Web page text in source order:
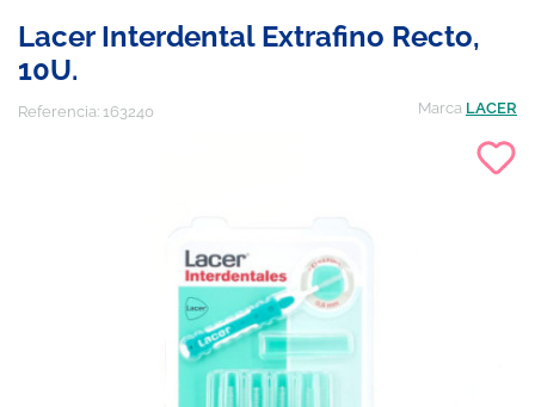
Lacer Interdental Extrafino Recto,
10U.
Referencia: 163240 Marca LACER